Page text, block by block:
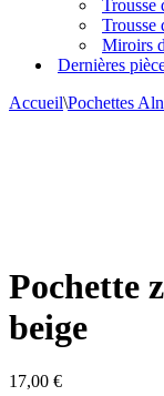
Trousse
Trousse
Miroirs
Dernières
Accueil\Pochettes
Pochette
beige
17,00 €